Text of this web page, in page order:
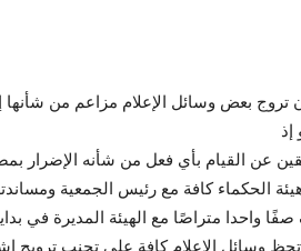
أن تروج بعض وسائل الإعلام مزاعم من
إذ
عن القيام بأي فعل من شأنه الإضرار
الحكماء كافة مع رئيس الجمعية
صفًا واحدا متراصًا مع الهيئة المديرة في
وسائل الإعلام كافة على تجنب ترويج